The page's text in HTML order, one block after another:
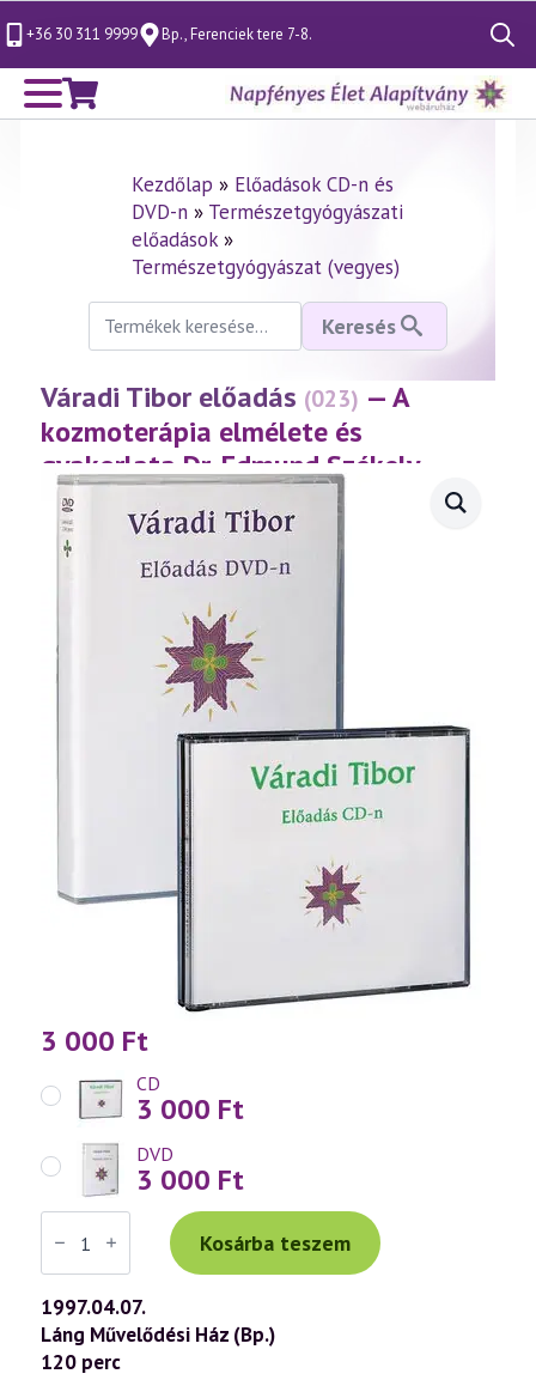
+36 30 311 9999 Bp., Ferenciek tere 7-8.
Search
for:
Kezdőlap » Előadások CD-n és
DVD-n» Természetgyógyászati
előadások»
Természetgyógyászat (vegyes)
Keresés
következőre:
Keresés
Váradi Tibor előadás (023) — A
kozmoterápia elmélete és
gyakorlata Dr. Edmund Székely
tanításai alapján
(1997.04.07.)
3 000 Ft
CD
3 000 Ft
DVD
3 000 Ft
Váradi
Tibor
előadás
(023)
—
A
kozmoterápia
elmélete
és
Kosárba teszem
1997.04.07.
Láng Művelődési Ház (Bp.)
120 perc